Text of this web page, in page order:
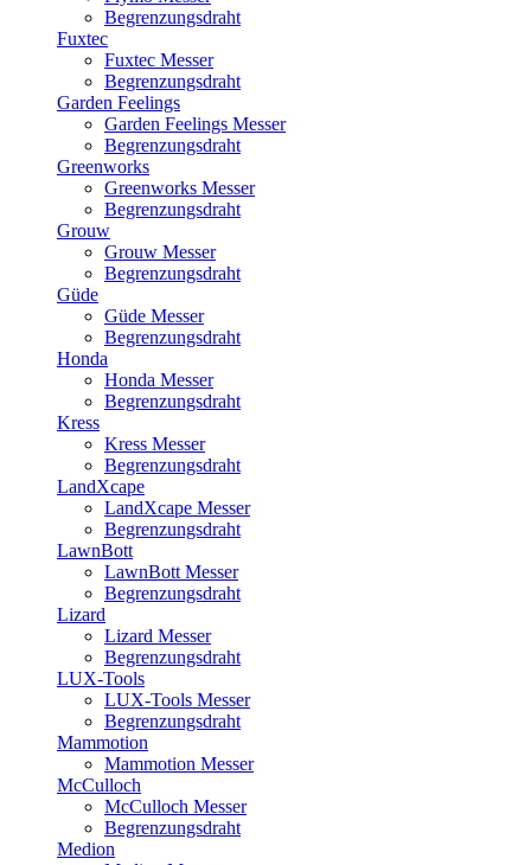
Begrenzungsdraht
Fuxtec
Fuxtec Messer
Begrenzungsdraht
Garden Feelings
Garden Feelings Messer
Begrenzungsdraht
Greenworks
Greenworks Messer
Begrenzungsdraht
Grouw
Grouw Messer
Begrenzungsdraht
Güde
Güde Messer
Begrenzungsdraht
Honda
Honda Messer
Begrenzungsdraht
Kress
Kress Messer
Begrenzungsdraht
LandXcape
LandXcape Messer
Begrenzungsdraht
LawnBott
LawnBott Messer
Begrenzungsdraht
Lizard
Lizard Messer
Begrenzungsdraht
LUX-Tools
LUX-Tools Messer
Begrenzungsdraht
Mammotion
Mammotion Messer
McCulloch
McCulloch Messer
Begrenzungsdraht
Medion